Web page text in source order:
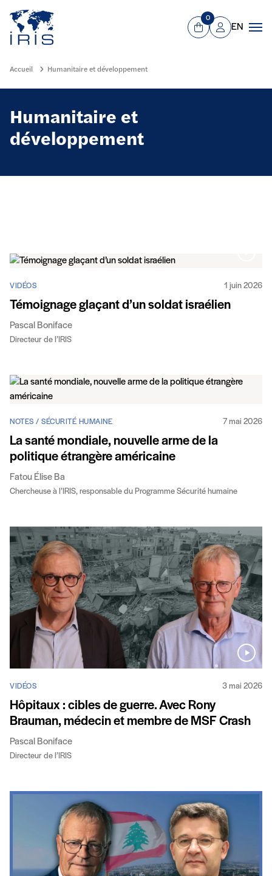
Aller au contenu principal
Panier
0
Mon compte
EN
Accueil Humanitaire et développement
Humanitaire et
développement
VIDÉOS 1 juin 2026
Témoignage glaçant d’un soldat israélien
Pascal Boniface
Directeur de l’IRIS
NOTES / SÉCURITÉ HUMAINE 7 mai 2026
La santé mondiale, nouvelle arme de la
politique étrangère américaine
Fatou Élise Ba
Chercheuse à l’IRIS, responsable du Programme Sécurité humaine
VIDÉOS 3 mai 2026
Hôpitaux : cibles de guerre. Avec Rony
Brauman, médecin et membre de MSF Crash
Pascal Boniface
Directeur de l’IRIS